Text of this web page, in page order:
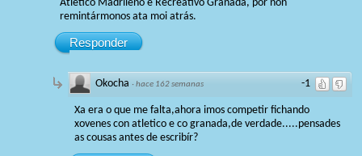
Atlético Madrileño e Recreativo Granada, por non
remintármonos ata moi atrás.
Responder
-1
Okocha ·hace 162 semanas
Xa era o que me falta,ahora imos competir fichando
xovenes con atletico e co granada,de verdade.....pensades
as cousas antes de escribír?